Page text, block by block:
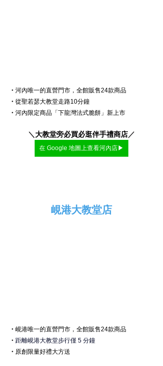
・ 河內唯一的直營門市，全館販售24款商品
・ 從聖若瑟大教堂走路10分鐘
・ 河內限定商品「下龍灣法式脆餅」新上市
＼大教堂旁必買必逛伴手禮商店／
在 Google 地圖上查看河內店▶
峴港大教堂店
・ 峴港唯一的直營門市，全館販售24款商品
・ 距離峴港大教堂步行僅 5 分鐘
・ 原創限量好禮大方送